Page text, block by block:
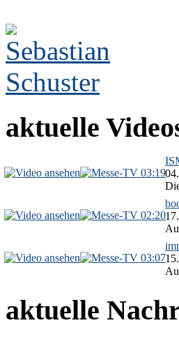
aktuelle
03:19
02:20
03:07
aktuelle